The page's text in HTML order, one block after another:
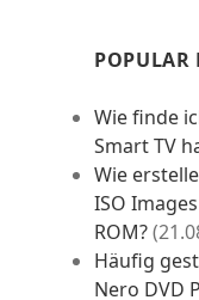
POPULAR
Wie finde
Smart TV
Wie
ISO
ROM?
Häufig
Nero DVD